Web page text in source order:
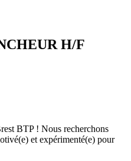
H/F
BTP ! Nous recherchons
et expérimenté(e) pour